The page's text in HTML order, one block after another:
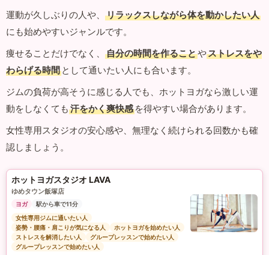
運動が久しぶりの人や、
リラックスしながら体を動かしたい人
にも始めやすいジャンルです。
痩せることだけでなく、
自分の時間を作ることやストレスをや
わらげる時間 として通いたい人にも合います。
ジムの負荷が高そうに感じる人でも、ホットヨガなら激しい運
動をしなくても 汗をかく爽快感 を得やすい場合があります。
女性専用スタジオの安心感や、無理なく続けられる回数かも確
認しましょう。
ホットヨガスタジオ LAVA
ゆめタウン飯塚店
ヨガ
駅から車で11分
女性専用ジムに通いたい人
姿勢・腰痛・肩こりが気になる人
ホットヨガを始めたい人
ストレスを解消したい人
グループレッスンで始めたい人
グループレッスンで始めたい人